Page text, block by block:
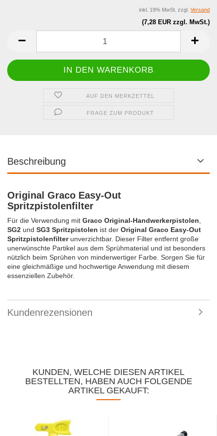
(7,28 EUR zzgl. MwSt.)
inkl. 19% MwSt. zzgl. Versand
AUF DEN MERKZETTEL
FRAGE ZUM PRODUKT
Beschreibung
Original Graco Easy-Out
Spritzpistolenfilter
Für die Verwendung mit Graco Original-Handwerkerpistolen
SG2 und SG3 Spritzpistolen ist der Original Graco Easy-Out
Spritzpistolenfilterunverzichtbar. Dieser Filter entfernt große
unerwünschte Partikel aus dem Sprühmaterial und ist besonders
nützlich beim Sprühen von minderwertiger Farbe. Sorgen Sie für
eine gleichmäßige und hochwertige Anwendung mit diesem
essenziellen Zubehör.
Kundenrezensionen
KUNDEN, WELCHE DIESEN ARTIKEL
BESTELLTEN, HABEN AUCH FOLGENDE
ARTIKEL GEKAUFT: